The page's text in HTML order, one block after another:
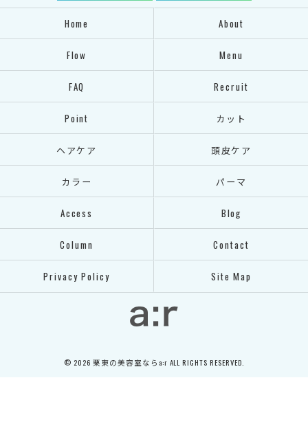
Home About
Flow Menu
FAQ Recruit
Point カット
ヘアケア 頭皮ケア
カラー パーマ
Access Blog
Column Contact
Privacy Policy Site Map
© 2026 栗東の美容室ならa:r ALL RIGHTS RESERVED.